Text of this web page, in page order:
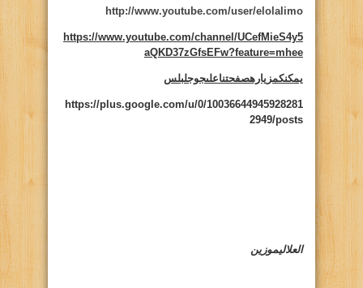
http://www.youtube.com/user/elolalimo
https://www.youtube.com/channel/UCefMieS4y5
aQKD37zGfsEFw?feature=mhee
يمكنكمزيارهصفحتناعلىجوجلبلس
https://plus.google.com/u/0/10036644945928281
2949/posts
العلاليموزين